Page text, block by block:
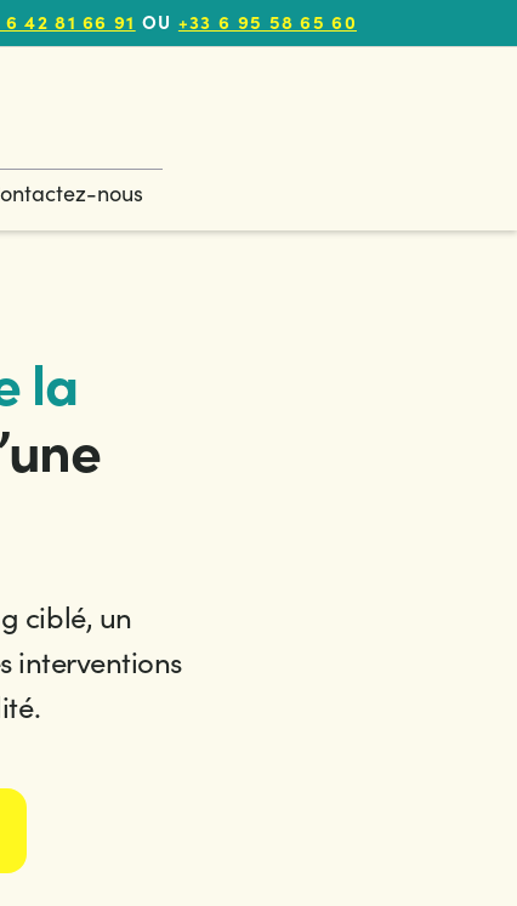
6 42 81 66 91 OU +33 6 95 58 65 60
nous
la
ciblé, un
interventions